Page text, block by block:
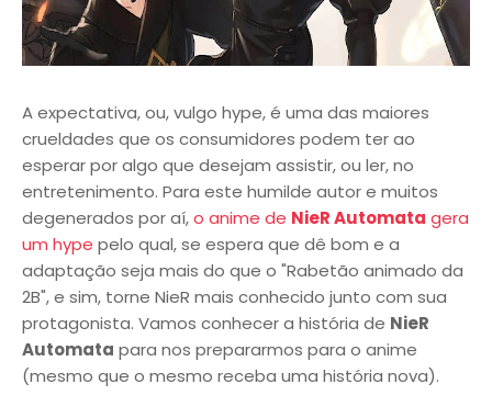
A expectativa, ou, vulgo hype, é uma das maiores
crueldades que os consumidores podem ter ao
esperar por algo que desejam assistir, ou ler, no
entretenimento. Para este humilde autor e muitos
degenerados por aí,o anime de NieR Automata gera
um hype pelo qual, se espera que dê bom e a
adaptação seja mais do que o "Rabetão animado da
2B", e sim, torne NieR mais conhecido junto com sua
protagonista. Vamos conhecer a história de NieR
Automata para nos prepararmos para o anime
(mesmo que o mesmo receba uma história nova).